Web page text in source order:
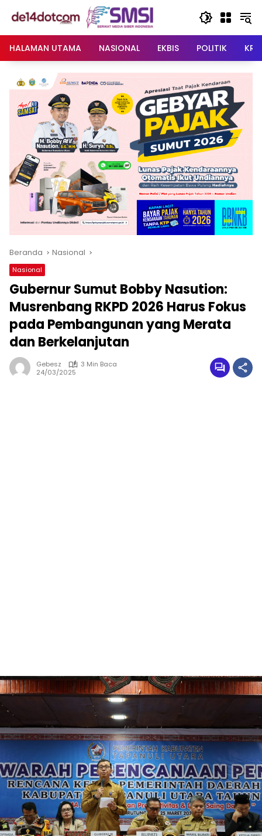
HALAMAN UTAMA
NASIONAL EKBIS POLITIK
Beranda Nasional
Nasional
Gubernur Sumut Bobby Nasution:
Musrenbang RKPD 2026 Harus Fokus
pada Pembangunan yang Merata
dan Berkelanjutan
Gebesz
3 Min Baca
24/03/2025